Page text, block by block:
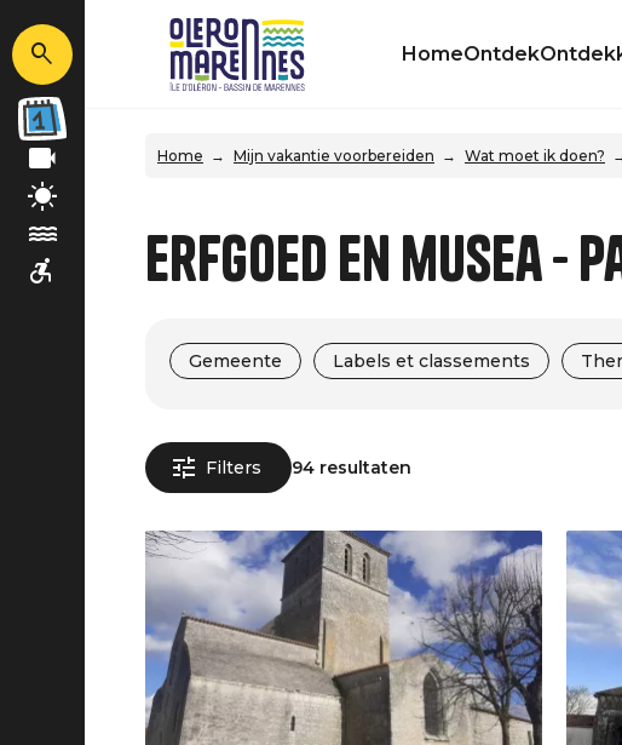
HomeOntdek
Home Mijn vakantie voorbereiden Wat moet ik doen?
Erfgoed en musea -
Gemeente Labels et classements
Filters 94 resultaten